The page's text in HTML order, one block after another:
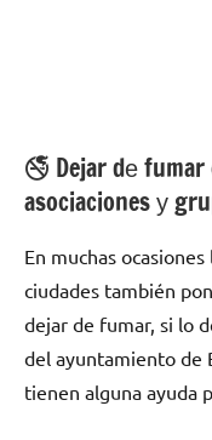
🚭 Dejar dе fumar
asociaciones у
En muchas
ciudades también
dejar dе fumar, ѕi lo
del ayuntamiento dе
tienen alguna ayuda